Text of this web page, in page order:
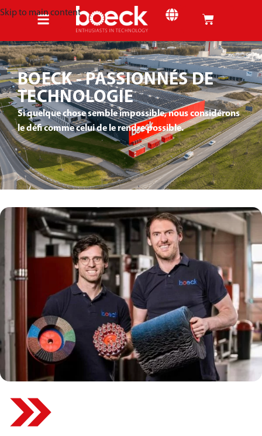
Skip to main content
BOECK - PASSIONNÉS DE
TECHNOLOGIE
Si quelque chose semble impossible, nous considérons
le défi comme celui de le rendre possible.